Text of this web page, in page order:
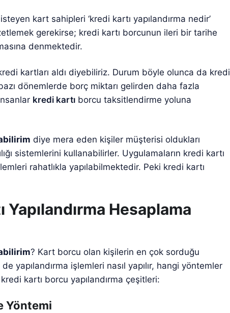
kart sahipleri ‘kredi kartı yapılandırma nedir’
gerekirse; kredi kartı borcunun ileri bir tarihe
denmektedir.
kartları aldı diyebiliriz. Durum böyle olunca da kredi
dönemlerde borç miktarı gelirden daha fazla
kredi kartı borcu taksitlendirme yoluna
diye mera eden kişiler müşterisi oldukları
sistemlerini kullanabilirler. Uygulamaların kredi kartı
rahatlıkla yapılabilmektedir. Peki kredi kartı
Yapılandırma Hesaplama
? Kart borcu olan kişilerin en çok sorduğu
yapılandırma işlemleri nasıl yapılır, hangi yöntemler
kartı borcu yapılandırma çeşitleri:
Yöntemi